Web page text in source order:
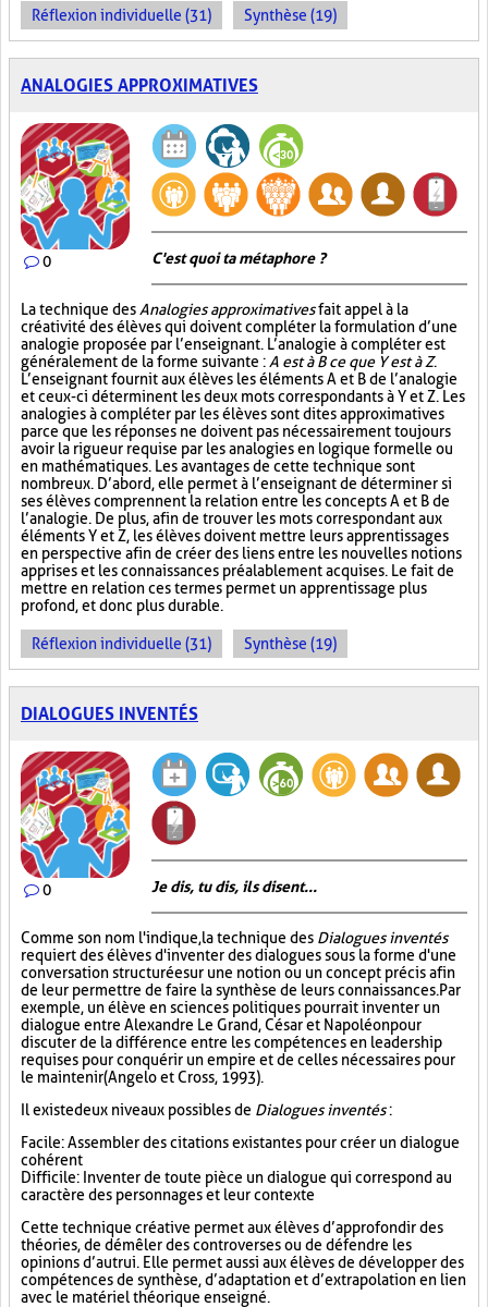
Réflexion individuelle (31) Synthèse (19)
ANALOGIES APPROXIMATIVES
0 C'est quoi ta métaphore ?
La technique des Analogies approximativesfait appel à la
créativité des élèves qui doivent compléter la formulation d’une
analogie proposée par l’enseignant. L’analogie à compléter est
généralement de la forme suivante : A est à B ce que Y est à Z.
L’enseignant fournit aux élèves les éléments A et B de l’analogie
et ceux-ci déterminent les deux mots correspondants à Y et Z. Les
analogies à compléter par les élèves sont dites approximatives
parce que les réponses ne doivent pas nécessairement toujours
avoir la rigueur requise par les analogies en logique formelle ou
en mathématiques. Les avantages de cette technique sont
nombreux. D’abord, elle permet à l’enseignant de déterminer si
ses élèves comprennent la relation entre les concepts A et B de
l’analogie. De plus, afin de trouver les mots correspondant aux
éléments Y et Z, les élèves doivent mettre leurs apprentissages
en perspective afin de créer des liens entre les nouvelles notions
apprises et les connaissances préalablement acquises. Le fait de
mettre en relation ces termes permet un apprentissage plus
profond, et donc plus durable.
Réflexion individuelle (31) Synthèse (19)
DIALOGUES INVENTÉS
0 Je dis, tu dis, ils disent...
Comme son nom l'indique, la technique des Dialogues inventés
requiert des élèves d'inventer des dialogues sous la forme d'une
conversation structurée sur une notion ou un concept précis afin
de leur permettre de faire la synthèse de leurs connaissances. Par
exemple, un élève en sciences politiques pourrait inventer un
dialogue entre Alexandre Le Grand, César et Napoléon pour
discuter de la différence entre les compétences en leadership
requises pour conquérir un empire et de celles nécessaires pour
le maintenir (Angelo et Cross, 1993).
Il existe deux niveaux possibles de Dialogues inventés:
Facile : Assembler des citations existantes pour créer un dialogue
cohérent
Difficile : Inventer de toute pièce un dialogue qui correspond au
caractère des personnages et leur contexte
Cette technique créative permet aux élèves d’approfondir des
théories, de démêler des controverses ou de défendre les
opinions d’autrui. Elle permet aussi aux élèves de développer des
compétences de synthèse, d’adaptation et d’extrapolation en lien
avec le matériel théorique enseigné.